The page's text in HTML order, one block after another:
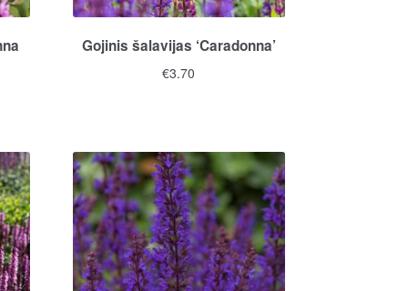
Gojinis šalavijas ‘Caradonna’
€3.70